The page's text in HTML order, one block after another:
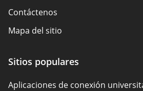
Contáctenos
Mapa del sitio
Descripción general de la política
Sitios populares
Aplicaciones de conexión